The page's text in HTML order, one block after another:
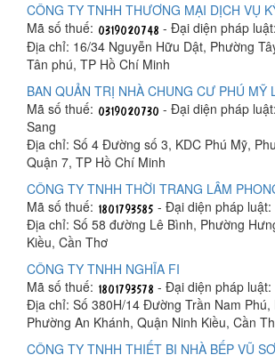
CÔNG TY TNHH THƯƠNG MẠI DỊCH VỤ
Mã số thuế:
- Đại diện pháp
Địa chỉ: 16/34 Nguyễn Hữu Dật, Phường
Tân phú, TP Hồ Chí Minh
BAN QUẢN TRỊ NHÀ CHUNG CƯ PHÚ MỸ
Mã số thuế:
- Đại diện pháp
Sang
Địa chỉ: Số 4 Đường số 3, KDC Phú Mỹ,
Quận 7, TP Hồ Chí Minh
CÔNG TY TNHH THỜI TRANG LÂM
Mã số thuế:
- Đại diện pháp
Địa chỉ: Số 58 đường Lê Bình, Phường
Kiều, Cần Thơ
CÔNG TY TNHH NGHĨA FI
Mã số thuế:
- Đại diện pháp
Địa chỉ: Số 380H/14 Đường Trần Nam Phú,
Phường An Khánh, Quận Ninh Kiều, Cần
CÔNG TY TNHH THIẾT BỊ NHÀ BẾP VŨ